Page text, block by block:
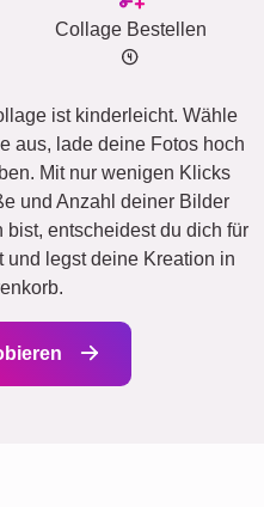
Collage Bestellen
ist kinderleicht. Wähle
aus, lade deine Fotos hoch
Mit nur wenigen Klicks
und Anzahl deiner Bilder
entscheidest du dich für
und legst deine Kreation in